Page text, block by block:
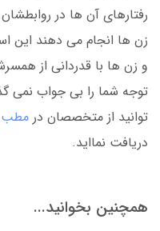
رفتارهای آن ها در
زن ها انجام می دهند این
و زن ها با قدردانی از
توجه شما را بی جواب نمی
توانید از متخصصان در مطب
دریافت نمااید.
همچنین بخوانید...